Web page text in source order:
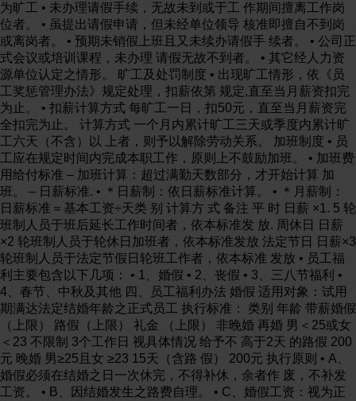
为旷工 • 未办理请假手续，无故未到或于工 作期间擅离工作岗
位者。 • 虽提出请假申请，但未经单位领导 核准即擅自不到岗
或离岗者。 • 预期未销假上班且又未续办请假手 续者。 • 公司正
式会议或培训课程，未办理 请假无故不到者。 • 其它经人力资
源单位认定之情形。 旷工及处罚制度 • 出现旷工情形，依《员
工奖惩管理办法》规定处理，扣薪依第 规定,直至当月薪资扣完
为止。 • 扣薪计算方式 每旷工一日，扣50元，直至当月薪资完
全扣完为止。 计算方式 一个月内累计旷工三天或季度内累计旷
工六天（不含）以 上者，则予以解除劳动关系。 加班制度 • 员
工应在规定时间内完成本职工作，原则上不鼓励加班。 • 加班费
用给付标准 – 加班计算：超过满勤天数部分，才开始计算 加
班。 – 日薪标准. • ＊日薪制：依日薪标准计算。 • ＊月薪制：
日薪标准＝基本工资÷天类 别 计算方 式 备注 平 时 日薪 ×1. 5 轮
班制人员于班后延长工作时间者，依本标准发 放. 周休日 日薪
×2 轮班制人员于轮休日加班者，依本标准发放 法定节日 日薪×3
轮班制人员于法定节假日轮班工作者，依本标准 发放 • 员工福
利主要包含以下几项： • 1、婚假 • 2、丧假 • 3、三八节福利 •
4、春节、中秋及其他 四、员工福利办法 婚假 适用对象：试用
期满达法定结婚年龄之正式员工 执行标准： 类别 年龄 带薪婚假
（上限） 路假（上限） 礼金 （上限） 非晚婚 再婚 男＜25或女
＜23 不限制 3个工作日 视具体情况 给予不 高于2天 的路假 200
元 晚婚 男≥25且女 ≥23 15天（含路 假） 200元 执行原则 • A、
婚假必须在结婚之日一次休完，不得补休，余者作 废，不补发
工资。 • B、因结婚发生之路费自理。 • C、婚假工资：视为正